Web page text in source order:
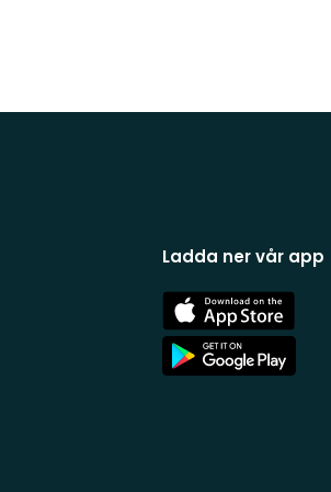
Ladda ner vår app
App
Store
App
Store